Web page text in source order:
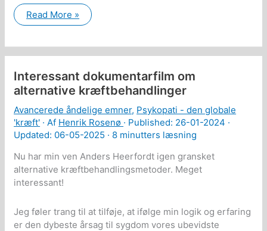
Harvey
(the
for
at
menneskeheden
fra
det
tyranni!
Read More »
Interessant dokumentarfilm om
alternative kræftbehandlinger
Avancerede åndelige emner, Psykopati - den globale
'kræft' · Af Henrik Rosenø · Published: 26-01-2024 ·
Updated: 06-05-2025 · 8 minutters læsning
Nu har min ven Anders Heerfordt igen gransket
alternative kræftbehandlingsmetoder. Meget
interessant!
Jeg føler trang til at tilføje, at ifølge min logik og erfaring
er den dybeste årsag til sygdom vores ubevidste